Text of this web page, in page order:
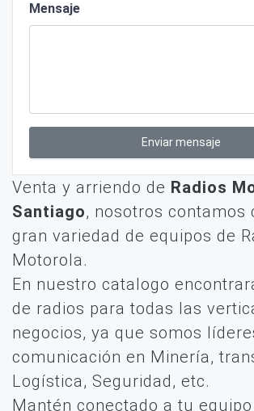
Mensaje
Enviar mensaje
Venta y arriendo de Radios
Santiago, nosotros contamos
gran variedad de equipos de
Motorola.
En nuestro catalogo
de radios para todas las
negocios, ya que somos
comunicación en Minería,
Logística, Seguridad, etc.
Mantén conectado a tu